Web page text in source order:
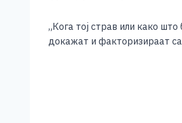
„Кога тој страв или како
докажат и факторизираат